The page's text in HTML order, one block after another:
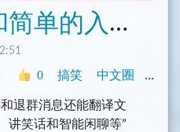
全语言翻译和简单的入群验证 - Be the best Yuhe
0 搞笑 中文圈
退群消息还能翻译文
讲笑话和智能闲聊等”